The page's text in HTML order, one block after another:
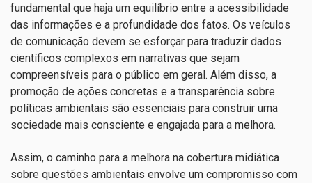
fundamental que haja um equilíbrio entre a acessibilidade
das informações e a profundidade dos fatos. Os veículos
de comunicação devem se esforçar para traduzir dados
científicos complexos em narrativas que sejam
compreensíveis para o público em geral. Além disso, a
promoção de ações concretas e a transparência sobre
políticas ambientais são essenciais para construir uma
sociedade mais consciente e engajada para a melhora.
Assim, o caminho para a melhora na cobertura midiática
sobre questões ambientais envolve um compromisso com